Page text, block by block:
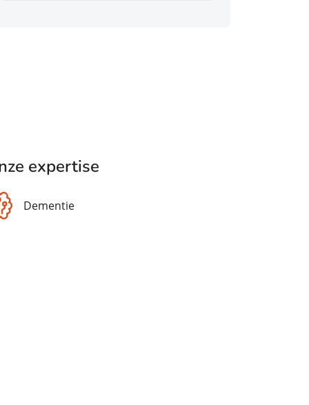
expertise
Dementie